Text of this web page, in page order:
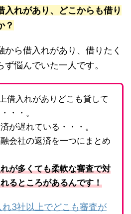
入れがあり、どこからも借り
？
ら借入れがあり、借りたく
悩んでいた一人です。
借入れがありどこも貸して
・・。
が遅れている・・・。
会社の返済を一つにまとめ
が多くても柔軟な審査で対
るところがあるんです！
れ3社以上でどこも審査が